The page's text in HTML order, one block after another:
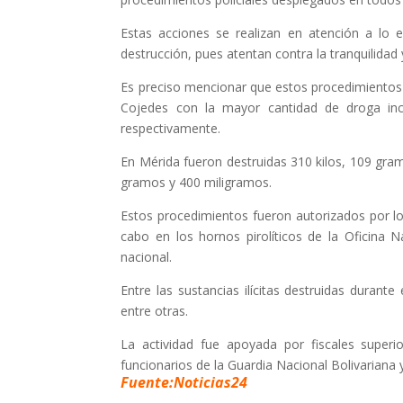
Estas acciones se realizan en atención a lo
destrucción, pues atentan contra la tranquilidad
Es preciso mencionar que estos
Cojedes con la mayor cantidad de droga
respectivamente.
En Mérida fueron destruidas 310 kilos, 109
gramos y 400 miligramos.
Estos procedimientos fueron autorizados por
cabo en los hornos pirolíticos de la Oficina
nacional.
Entre las sustancias ilícitas destruidas
entre otras.
La actividad fue apoyada por fiscales
funcionarios de la Guardia Nacional Bolivariana
Fuente:Noticias24